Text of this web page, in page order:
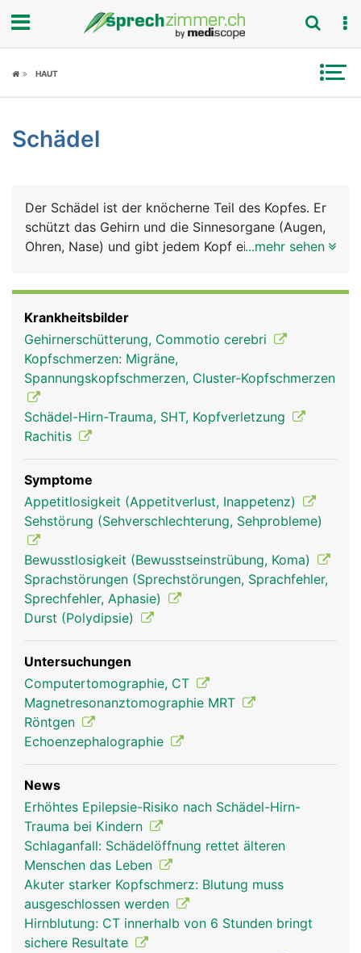
Fokus
Symptome
News
Rubriken
HAUT
Schädel
Der Schädel ist der knöcherne Teil des Kopfes. Er
schützt das Gehirn und die Sinnesorgane (Augen,
Ohren, Nase) und gibt jedem Kopf eine
Keilbein sowie in den Gesichtsschädel mit 2
grossen Knochen, dem Oberkiefer und Unterkiefer
und weiteren kleinen Knochen wie Tränenbein oder
Nasenbein unterteilt werden.
Schädel Frau Schädel Mann
...mehr sehen
Krankheitsbilder
Gehirnerschütterung, Commotio cerebri
Kopfschmerzen: Migräne,
Spannungskopfschmerzen, Cluster-Kopfschmerzen
Schädel-Hirn-Trauma, SHT, Kopfverletzung
Rachitis
Symptome
Appetitlosigkeit (Appetitverlust, Inappetenz)
Sehstörung (Sehverschlechterung, Sehprobleme)
Bewusstlosigkeit (Bewusstseinstrübung, Koma)
Sprachstörungen (Sprechstörungen, Sprachfehler,
Sprechfehler, Aphasie)
Durst (Polydipsie)
Untersuchungen
Computertomographie, CT
Magnetresonanztomographie MRT
Röntgen
Echoenzephalographie
News
Erhöhtes Epilepsie-Risiko nach Schädel-Hirn-
Trauma bei Kindern
Schlaganfall: Schädelöffnung rettet älteren
Menschen das Leben
Akuter starker Kopfschmerz: Blutung muss
ausgeschlossen werden
Hirnblutung: CT innerhalb von 6 Stunden bringt
sichere Resultate